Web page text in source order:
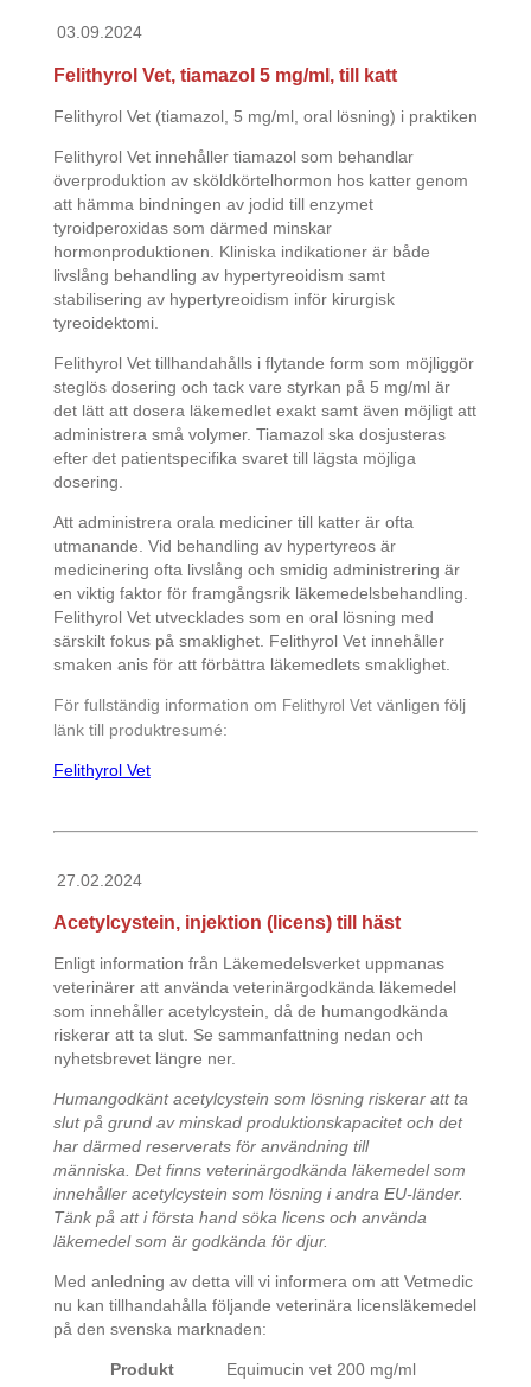
03.09.2024
Felithyrol Vet, tiamazol 5 mg/ml, till katt
Felithyrol Vet (tiamazol, 5 mg/ml, oral lösning) i praktiken
Felithyrol Vet innehåller tiamazol som behandlar
överproduktion av sköldkörtelhormon hos katter genom
att hämma bindningen av jodid till enzymet
tyroidperoxidas som därmed minskar
hormonproduktionen. Kliniska indikationer är både
livslång behandling av hypertyreoidism samt
stabilisering av hypertyreoidism inför kirurgisk
tyreoidektomi.
Felithyrol Vet tillhandahålls i flytande form som möjliggör
steglös dosering och tack vare styrkan på 5 mg/ml är
det lätt att dosera läkemedlet exakt samt även möjligt att
administrera små volymer. Tiamazol ska dosjusteras
efter det patientspecifika svaret till lägsta möjliga
dosering.
Att administrera orala mediciner till katter är ofta
utmanande. Vid behandling av hypertyreos är
medicinering ofta livslång och smidig administrering är
en viktig faktor för framgångsrik läkemedelsbehandling.
Felithyrol Vet utvecklades som en oral lösning med
särskilt fokus på smaklighet. Felithyrol Vet innehåller
smaken anis för att förbättra läkemedlets smaklighet.
För fullständig information om Felithyrol Vet vänligen följ
länk till produktresumé:
Felithyrol Vet
27.02.2024
Acetylcystein, injektion (licens) till häst
Enligt information från Läkemedelsverket uppmanas
veterinärer att använda veterinärgodkända läkemedel
som innehåller acetylcystein, då de humangodkända
riskerar att ta slut. Se sammanfattning nedan och
nyhetsbrevet längre ner.
Humangodkänt acetylcystein som lösning riskerar att ta
slut på grund av minskad produktionskapacitet och det
har därmed reserverats för användning till
människa. Det finns veterinärgodkända läkemedel som
innehåller acetylcystein som lösning i andra EU-länder.
Tänk på att i första hand söka licens och använda
läkemedel som är godkända för djur.
Med anledning av detta vill vi informera om att Vetmedic
nu kan tillhandahålla följande veterinära licensläkemedel
på den svenska marknaden:
ProduktEquimucin vet 200 mg/ml